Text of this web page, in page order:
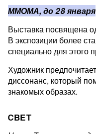
ММОМА, до 28 января
Выставка посвящена
В экспозиции более
специально для этого
Художник
диссонанс, который
знакомых образах.
СВЕТ